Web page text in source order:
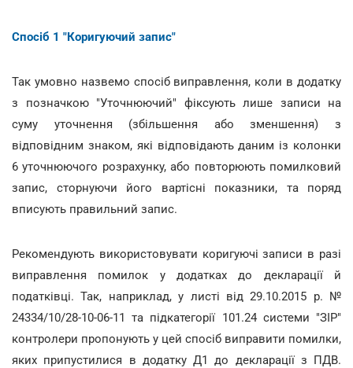
Спосіб 1 "Коригуючий запис"
Так умовно назвемо спосіб виправлення, коли в додатку
з позначкою "Уточнюючий" фіксують лише записи на
суму уточнення (збільшення або зменшення) з
відповідним знаком, які відповідають даним із колонки
6 уточнюючого розрахунку, або повторюють помилковий
запис, сторнуючи його вартісні показники, та поряд
вписують правильний запис.
Рекомендують використовувати коригуючі записи в разі
виправлення помилок у додатках до декларації й
податківці. Так, наприклад, у листі від 29.10.2015 р. №
24334/10/28-10-06-11 та підкатегорії 101.24 системи "ЗІР"
контролери пропонують у цей спосіб виправити помилки,
яких припустилися в додатку Д1 до декларації з ПДВ.